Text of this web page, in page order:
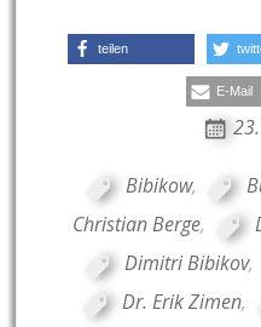
teilen
E-Mail
Bibikow,
Christian Berge,
Dimitri Bibikov,
Dr. Erik Zimen,